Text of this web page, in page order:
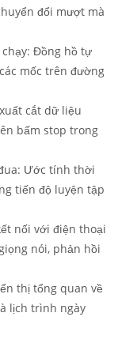
đổi mượt mà
: Đồng hồ tự
mốc trên đường
cắt dữ liệu
bấm stop trong
: Ước tính thời
tiến độ luyện tập
nối với điện thoại
nói, phản hồi
thị tổng quan về
lịch trình ngày